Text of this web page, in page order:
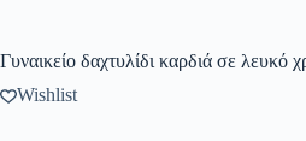
Γυναικείο δαχτυλίδι καρδιά σε λευκό
Wishlist